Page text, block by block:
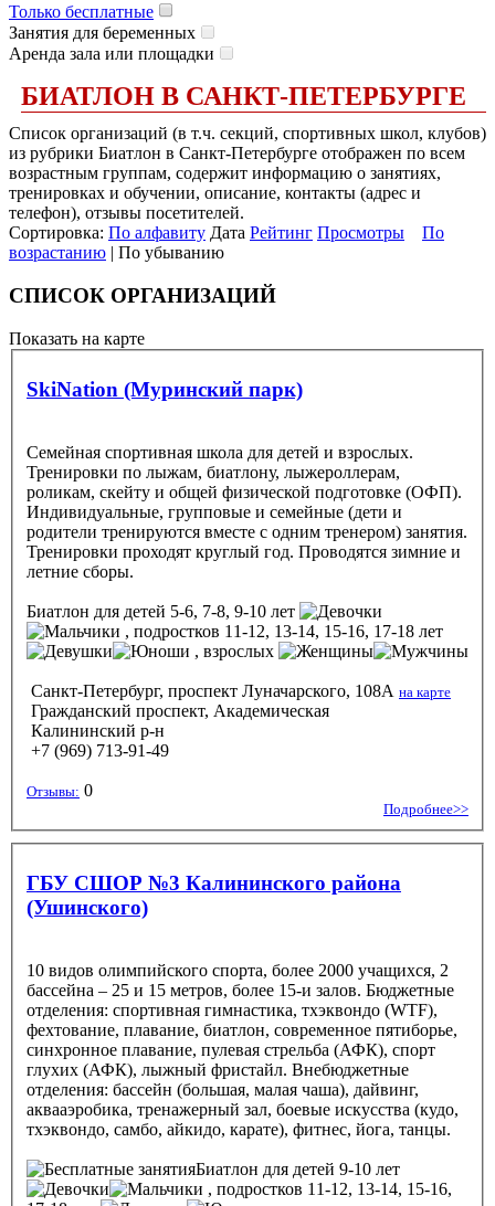
Только бесплатные
Занятия для беременных
Аренда зала или площадки
БИАТЛОН В САНКТ-ПЕТЕРБУРГЕ
Список организаций (в т.ч. секций, спортивных школ, клубов)
из рубрики Биатлон в Санкт-Петербурге отображен по всем
возрастным группам, содержит информацию о занятиях,
тренировках и обучении, описание, контакты (адрес и
телефон), отзывы посетителей.
Сортировка: По алфавиту Дата Рейтинг Просмотры
По
возрастанию | По убыванию
СПИСОК ОРГАНИЗАЦИЙ
Показать на карте
SkiNation (Муринский парк)
Cемейная спортивная школа для детей и взрослых.
Тренировки по лыжам, биатлону, лыжероллерам,
роликам, скейту и общей физической подготовке (ОФП).
Индивидуальные, групповые и семейные (дети и
родители тренируются вместе с одним тренером) занятия.
Тренировки проходят круглый год. Проводятся зимние и
летние сборы.
Биатлон для детей 5-6, 7-8, 9-10 лет
, подростков 11-12, 13-14, 15-16, 17-18 лет
, взрослых
Санкт-Петербург, проспект Луначарского, 108А на карте
Гражданский проспект, Академическая
Калининский р-н
+7 (969) 713-91-49
Отзывы: 0
Подробнее>>
ГБУ СШОР №3 Калининского района
(Ушинского)
10 видов олимпийского спорта, более 2000 учащихся, 2
бассейна – 25 и 15 метров, более 15-и залов. Бюджетные
отделения: спортивная гимнастика, тхэквондо (WTF),
фехтование, плавание, биатлон, современное пятиборье,
синхронное плавание, пулевая стрельба (АФК), спорт
глухих (АФК), лыжный фристайл. Внебюджетные
отделения: бассейн (большая, малая чаша), дайвинг,
аквааэробика, тренажерный зал, боевые искусства (кудо,
тхэквондо, самбо, айкидо, карате), фитнес, йога, танцы.
Биатлон для детей 9-10 лет
, подростков 11-12, 13-14, 15-16,